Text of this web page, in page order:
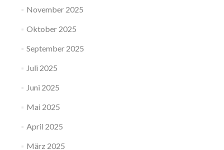
November 2025
Oktober 2025
September 2025
Juli 2025
Juni 2025
Mai 2025
April 2025
März 2025